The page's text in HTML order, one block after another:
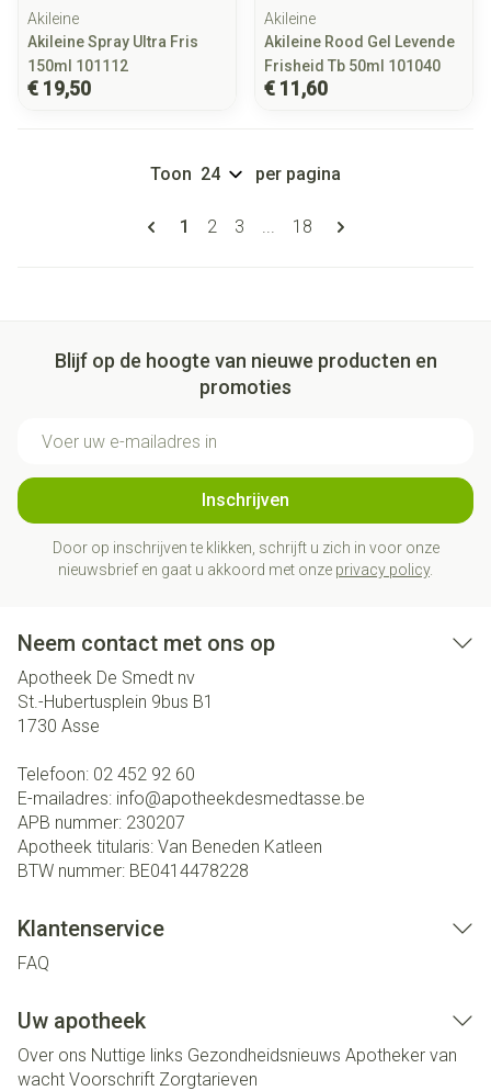
Akileine
Akileine Spray Ultra Fris
150ml 101112
€ 19,50
Akileine
Akileine Rood Gel Levende
Frisheid Tb 50ml 101040
€ 11,60
Pagina's
U lees momenteel pagina
1 Pagina
2 Pagina
3 ... Pagina
18
Toon per pagina
Blijf op de hoogte van nieuwe producten en
promoties
Inschrijven
Door op inschrijven te klikken, schrijft u zich in voor onze
nieuwsbrief en gaat u akkoord met onze privacy policy.
Neem contact met ons op
Apotheek De Smedt nv
St.-Hubertusplein 9bus B1
1730 Asse
Telefoon: 02 452 92 60
E-mailadres: info@apotheekdesmedtasse.be
APB nummer: 230207
Apotheek titularis: Van Beneden Katleen
BTW nummer: BE0414478228
Klantenservice
FAQ
Uw apotheek
Over ons Nuttige links Gezondheidsnieuws Apotheker van
wacht Voorschrift Zorgtarieven